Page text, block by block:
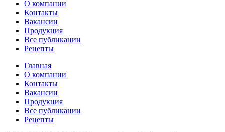
О компании
Контакты
Вакансии
Продукция
Все публикации
Рецепты
Главная
О компании
Контакты
Вакансии
Продукция
Все публикации
Рецепты